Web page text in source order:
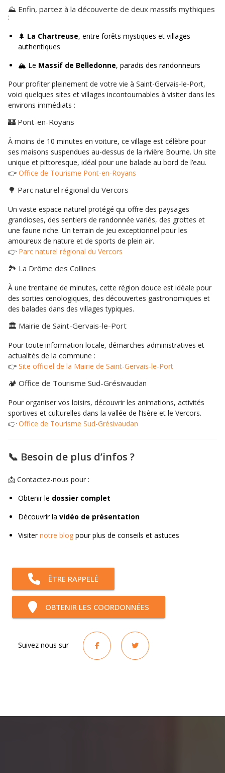
⛰️ Enfin, partez à la découverte de deux massifs mythiques
:
🌲 La Chartreuse, entre forêts mystiques et villages
authentiques
🏔️ Le Massif de Belledonne, paradis des randonneurs
Pour profiter pleinement de votre vie à Saint-Gervais-le-Port,
voici quelques sites et villages incontournables à visiter dans les
environs immédiats :
🏰 Pont-en-Royans
À moins de 10 minutes en voiture, ce village est célèbre pour
ses maisons suspendues au-dessus de la rivière Bourne. Un site
unique et pittoresque, idéal pour une balade au bord de l’eau.
👉 Office de Tourisme Pont-en-Royans
🌳 Parc naturel régional du Vercors
Un vaste espace naturel protégé qui offre des paysages
grandioses, des sentiers de randonnée variés, des grottes et
une faune riche. Un terrain de jeu exceptionnel pour les
amoureux de nature et de sports de plein air.
👉 Parc naturel régional du Vercors
🏞️ La Drôme des Collines
À une trentaine de minutes, cette région douce est idéale pour
des sorties œnologiques, des découvertes gastronomiques et
des balades dans des villages typiques.
🏛️ Mairie de Saint-Gervais-le-Port
Pour toute information locale, démarches administratives et
actualités de la commune :
👉 Site officiel de la Mairie de Saint-Gervais-le-Port
🏕️ Office de Tourisme Sud-Grésivaudan
Pour organiser vos loisirs, découvrir les animations, activités
sportives et culturelles dans la vallée de l’Isère et le Vercors.
👉 Office de Tourisme Sud-Grésivaudan
📞 Besoin de plus d’infos ?
📩 Contactez-nous pour :
Obtenir le dossier complet
Découvrir la vidéo de présentation
Visiternotre blog pour plus de conseils et astuces
ÊTRE RAPPELÉ
OBTENIR LES COORDONNÉES
Suivez nous sur